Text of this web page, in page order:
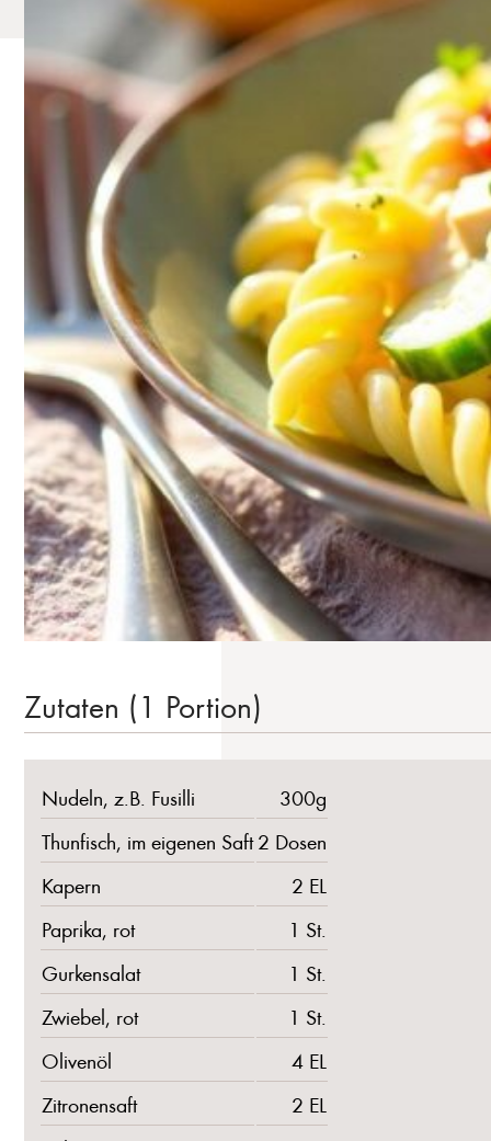
Zutaten (1 Portion)
Nudeln, z.B. Fusilli
300g
Thunfisch, im eigenen Saft 2 Dosen
Kapern
2 EL
Paprika, rot
1 St.
Gurkensalat
1 St.
Zwiebel, rot
1 St.
Olivenöl
4 EL
Zitronensaft
2 EL